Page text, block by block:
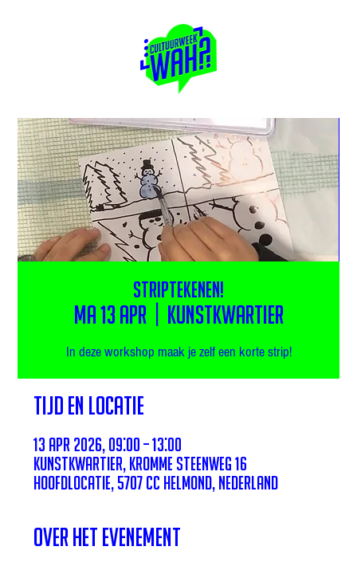
Striptekenen!
ma 13 apr
  |
Kunstkwartier
In deze workshop maak je zelf een korte strip!
Tijd en locatie
13 apr 2026, 09:00 – 13:00
Kunstkwartier, Kromme Steenweg 16
hoofdlocatie, 5707 CC Helmond, Nederland
Over het evenement